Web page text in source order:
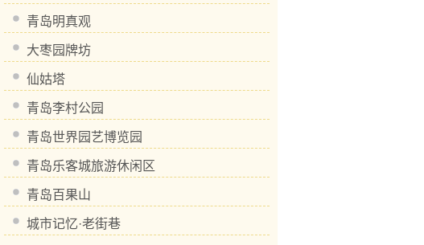
青岛明真观
大枣园牌坊
仙姑塔
青岛李村公园
青岛世界园艺博览园
青岛乐客城旅游休闲区
青岛百果山
城市记忆·老街巷